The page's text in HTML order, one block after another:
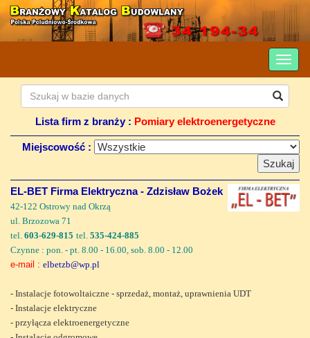
Lista firm z branży : Pomiary elektroenergetyczne
Miejscowość :
EL-BET Firma Elektryczna - Zdzisław Bożek
42-122 Ostrowy nad Okrzą
ul. Brzozowa 71
tel. 603-629-815 tel. 535-424-885
Czynne : pon. - pt. 8.00 - 16.00, sob. 8.00 - 12.00
e-mail : elbetzb@wp.pl
- Instalacje fotowoltaiczne - sprzedaż, montaż, uprawnienia UDT
- Instalacje elektryczne
- przyłącza elektroenergetyczne